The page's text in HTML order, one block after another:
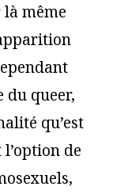
même
du queer,
qu’est
de